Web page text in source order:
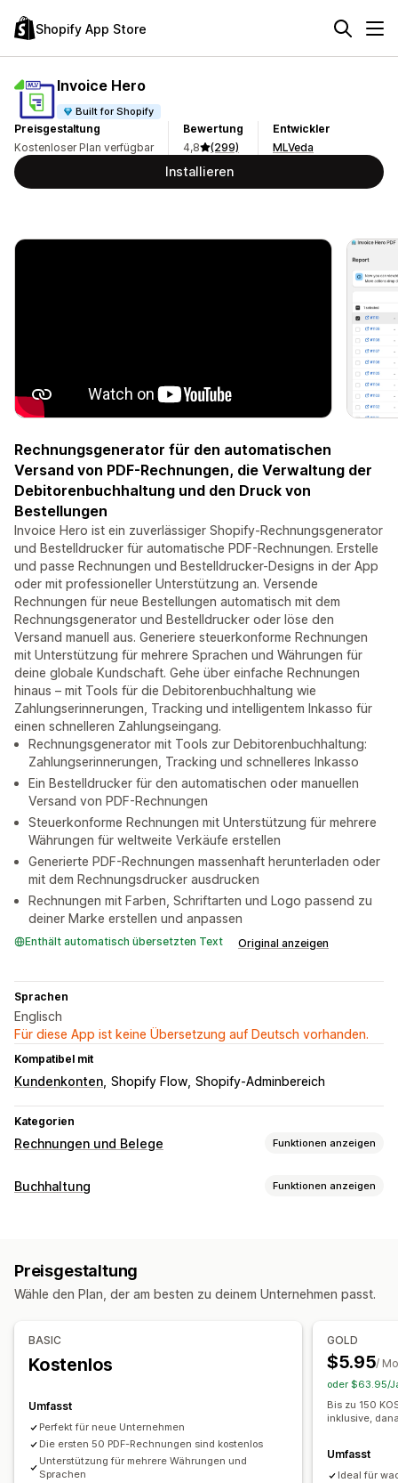
Shopify App Store
Invoice Hero
Built for Shopify
Preisgestaltung
Kostenloser Plan verfügbar
Bewertung
4,8
(299)
Entwickler
MLVeda
Installieren
Rechnungsgenerator für den automatischen
Versand von PDF-Rechnungen, die Verwaltung der
Debitorenbuchhaltung und den Druck von
Bestellungen
Invoice Hero ist ein zuverlässiger Shopify-Rechnungsgenerator
und Bestelldrucker für automatische PDF-Rechnungen. Erstelle
und passe Rechnungen und Bestelldrucker-Designs in der App
oder mit professioneller Unterstützung an. Versende
Rechnungen für neue Bestellungen automatisch mit dem
Rechnungsgenerator und Bestelldrucker oder löse den
Versand manuell aus. Generiere steuerkonforme Rechnungen
mit Unterstützung für mehrere Sprachen und Währungen für
deine globale Kundschaft. Gehe über einfache Rechnungen
hinaus – mit Tools für die Debitorenbuchhaltung wie
Zahlungserinnerungen, Tracking und intelligentem Inkasso für
einen schnelleren Zahlungseingang.
Rechnungsgenerator mit Tools zur Debitorenbuchhaltung:
Zahlungserinnerungen, Tracking und schnelleres Inkasso
Ein Bestelldrucker für den automatischen oder manuellen
Versand von PDF-Rechnungen
Steuerkonforme Rechnungen mit Unterstützung für mehrere
Währungen für weltweite Verkäufe erstellen
Generierte PDF-Rechnungen massenhaft herunterladen oder
mit dem Rechnungsdrucker ausdrucken
Rechnungen mit Farben, Schriftarten und Logo passend zu
deiner Marke erstellen und anpassen
Enthält automatisch übersetzten Text Original anzeigen
Sprachen
Englisch
Für diese App ist keine Übersetzung auf Deutsch vorhanden.
Kompatibel mit
Kundenkonten Shopify Flow Shopify-Adminbereich
Kategorien
Rechnungen und Belege Funktionen anzeigen
Dokumentarten
Farbe und Schriftart
Steuerberechnung
Vorlagen Barcodes
Logos
Dateimanagement
Massendownload
Datensicherheit
Buchhaltung Funktionen anzeigen
Benutzerdefinierte Berichte
Bestelldetails
Preisgestaltung
Wähle den Plan, der am besten zu deinem Unternehmen passt.
BASIC
Kostenlos
Umfasst
Perfekt für neue Unternehmen
Die ersten 50 PDF-Rechnungen sind kostenlos
Unterstützung für mehrere Währungen und
Sprachen
GOLD
$5.95/
oder $63.95/
Bis zu 150
inklusive,
Umfasst
Ideal für